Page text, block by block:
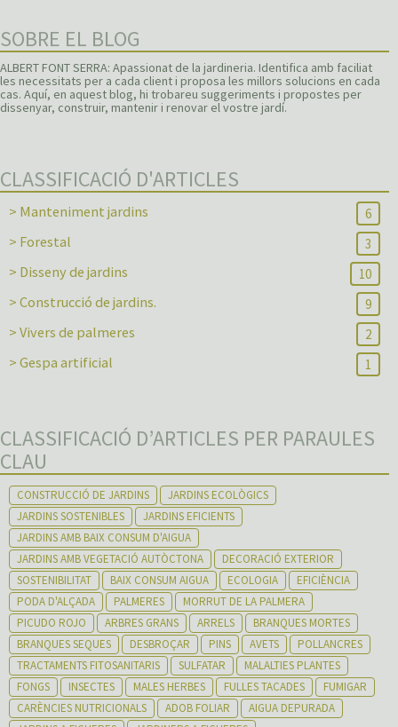
SOBRE EL BLOG
ALBERT FONT SERRA: Apassionat de la jardineria. Identifica amb faciliat
les necessitats per a cada client i proposa les millors solucions en cada
cas. Aquí, en aquest blog, hi trobareu suggeriments i propostes per
dissenyar, construir, mantenir i renovar el vostre jardí.
CLASSIFICACIÓ D'ARTICLES
> Manteniment jardins 6
> Forestal 3
> Disseny de jardins 10
> Construcció de jardins. 9
> Vivers de palmeres 2
> Gespa artificial 1
CLASSIFICACIÓ D’ARTICLES PER PARAULES
CLAU
CONSTRUCCIÓ DE JARDINS
JARDINS ECOLÒGICS
JARDINS SOSTENIBLES
JARDINS EFICIENTS
JARDINS AMB BAIX CONSUM D'AIGUA
JARDINS AMB VEGETACIÓ AUTÒCTONA
DECORACIÓ EXTERIOR
SOSTENIBILITAT
BAIX CONSUM AIGUA ECOLOGIA
EFICIÈNCIA
PODA D'ALÇADA
PALMERES
MORRUT DE LA PALMERA
PICUDO ROJO
ARBRES GRANS ARRELS
BRANQUES MORTES
BRANQUES SEQUES
DESBROÇAR PINS AVETS
POLLANCRES
TRACTAMENTS FITOSANITARIS
SULFATAR
MALALTIES PLANTES
FONGS
INSECTES MALES HERBES FULLES TACADES
FUMIGAR
CARÈNCIES NUTRICIONALS
ADOB FOLIAR
AIGUA DEPURADA